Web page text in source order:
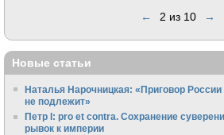
← 2 из 10 →
Новые статьи
Наталья Нарочницкая: «Приговор
не подлежит»
Петр I: pro et contra. Сохранение
рывок к империи